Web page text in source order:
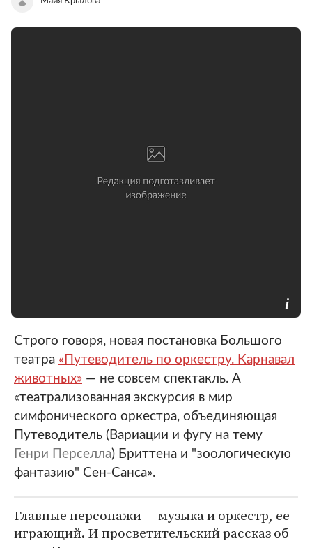
Строго говоря, новая постановка Большого
театра «Путеводитель по оркестру. Карнавал
животных» — не совсем спектакль. А
«театрализованная экскурсия в мир
симфонического оркестра, объединяющая
Путеводитель (Вариации и фугу на тему
Генри Перселла) Бриттена и "зоологическую
фантазию" Сен-Санса».
Главные персонажи — музыка и оркестр, ее
играющий. И просветительский рассказ об